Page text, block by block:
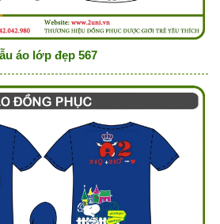
áo lớp đẹp 567